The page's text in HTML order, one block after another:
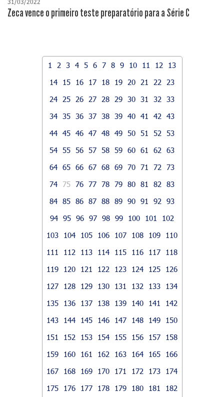
Zeca vence o primeiro teste preparatório para a Série C
1 2 3 4 5 6 7 8 9 10 11 12
13
14
15 16 17 18 19 20 21 22
23
24
25 26 27 28 29 30 31 32
33
34 35 36 37 38 39 40 41 42
43
44 45 46 47 48 49 50 51 52
53
54 55 56 57 58 59 60 61 62
63
64 65 66 67 68 69 70 71 72
73
74
75 76 77 78 79 80 81 82
83
84 85 86 87 88 89 90 91 92
93
94 95 96 97 98 99 100 101
102
103
104 105 106 107 108 109
110
111
112 113 114 115 116 117
118
119
120 121 122 123 124 125
126
127
128 129 130 131 132 133
134
135
136 137 138 139 140 141
142
143
144 145 146 147 148 149
150
151
152 153 154 155 156 157
158
159
160 161 162 163 164 165
166
167
168 169 170 171 172 173
174
175
176 177 178 179 180 181
182